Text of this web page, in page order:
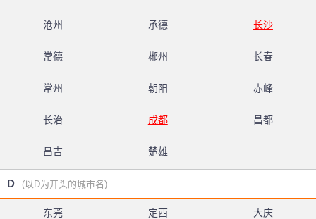
沧州 承德 长沙
常德 郴州 长春
常州 朝阳 赤峰
长治 成都 昌都
昌吉 楚雄
D (以D为开头的城市名)
东莞 定西 大庆